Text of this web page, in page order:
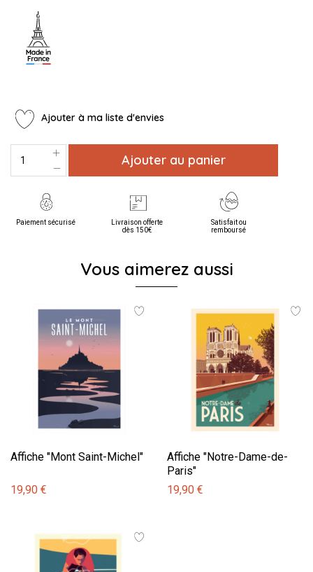
Ajouter à ma liste d'envies
Ajouter au panier
Paiement sécurisé
Livraison offerte
dès 150€
Satisfait ou
remboursé
Vous aimerez aussi
Affiche "Mont Saint-Michel"
19,90 €
Affiche "Notre-Dame-de-
Paris"
19,90 €